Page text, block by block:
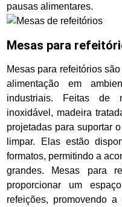
pausas alimentares.
Mesas para
Mesas para refeitórios
alimentação em
industriais. Feitas de
inoxidável, madeira
projetadas para suportar
limpar. Elas estão
formatos, permitindo a
grandes. Mesas para
proporcionar um
refeições, promovendo